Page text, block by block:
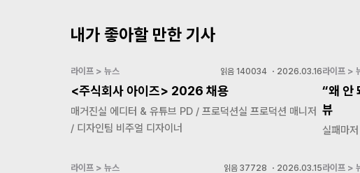
내가 좋아할 만한 기사
라이프 > 뉴스 읽음 140034・ 2026.03.16
<주식회사 아이즈> 2026 채용
매거진실 에디터 & 유튜브 PD / 프로덕션실 프로덕션 매니저
/ 디자인팀 비주얼 디자이너
라이프 >
“왜 안
뷰
실패마
라이프 > 뉴스 읽음 37728 ・ 2026.03.15라이프 >